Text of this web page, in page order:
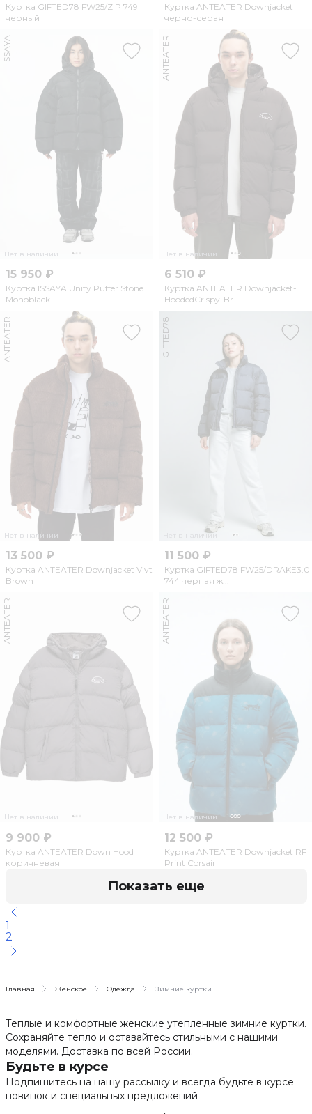
Куртка GIFTED78 FW25/ZIP 749
черный
Куртка ANTEATER Downjacket
черно-серая
Нет в наличии
ISSAYA
15 950 ₽
Куртка ISSAYA Unity Puffer Stone
Monoblack
Нет в наличии
ANTEATER
6 510 ₽
Куртка ANTEATER Downjacket-
HoodedCrispy-Br...
Нет в наличии
ANTEATER
13 500 ₽
Куртка ANTEATER Downjacket Vlvt
Brown
Нет в наличии
GIFTED78
11 500 ₽
Куртка GIFTED78 FW25/DRAKE3.0
744 черная ж...
Нет в наличии
ANTEATER
9 900 ₽
Куртка ANTEATER Down Hood
коричневая
Нет в наличии
ANTEATER
12 500 ₽
Куртка ANTEATER Downjacket RF
Print Corsair
Показать еще
1
2
Главная Женское Одежда Зимние куртки
Теплые и комфортные женские утепленные зимние куртки.
Сохраняйте тепло и оставайтесь стильными с нашими
моделями. Доставка по всей России.
Будьте в курсе
Подпишитесь на нашу рассылку и всегда будьте в курсе
новинок и специальных предложений